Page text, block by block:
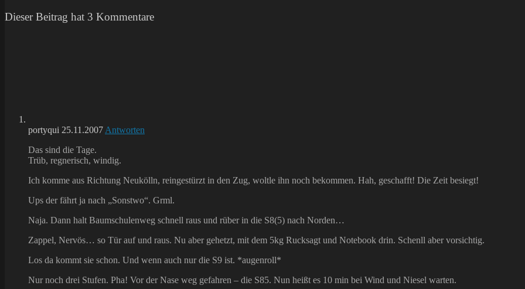
Dieser Beitrag hat 3 Kommentare
portyqui 25.11.2007 Antworten
Das sind die Tage.
Trüb, regnerisch, windig.
Ich komme aus Richtung Neukölln, reingestürzt in den Zug, woltle ihn noch bekommen. Hah, geschafft! Die Zeit besiegt!
Ups der fährt ja nach „Sonstwo“. Grml.
Naja. Dann halt Baumschulenweg schnell raus und rüber in die S8(5) nach Norden…
Zappel, Nervös… so Tür auf und raus. Nu aber gehetzt, mit dem 5kg Rucksagt und Notebook drin. Schenll aber vorsichtig.
Los da kommt sie schon. Und wenn auch nur die S9 ist. *augenroll*
Nur noch drei Stufen. Pha! Vor der Nase weg gefahren – die S85. Nun heißt es 10 min bei Wind und Niesel warten.